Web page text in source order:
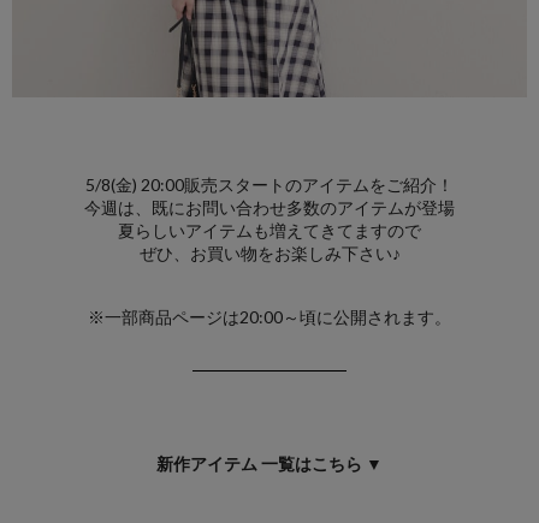
5/8(金) 20:00販売スタートのアイテムをご紹介！
今週は、既にお問い合わせ多数のアイテムが登場
夏らしいアイテムも増えてきてますので
ぜひ、お買い物をお楽しみ下さい♪
※一部商品ページは20:00～頃に公開されます。
新作アイテム 一覧はこちら ▼